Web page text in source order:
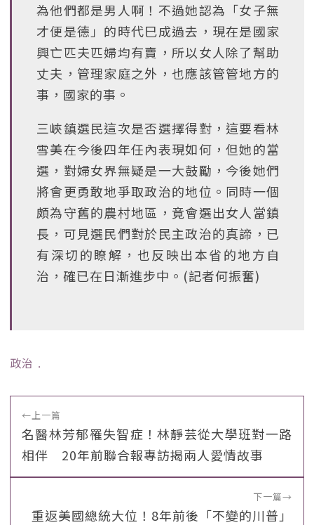
為他們都是男人啊！不過她認為「女子無
才便是德」的時代巳成過去，現在是國家
興亡匹夫匹婦均有賣，所以女人除了幫助
丈夫，管理家庭之外，也應該管管地方的
事，國家的事。
三峽鎮選民這次是否選擇得對，這要看林
雪美在今後四年任內表現如何，但她的當
選，對婦女界無疑是一大鼓勵，今後她們
將會更勇敢地爭取政治的地位。同時一個
頗為守舊的農村地區，竟會選出女人當鎮
長，可見選民們對於民主政治的真諦，已
有深切的瞭解，也反映出本省的地方自
治，確已在日漸進步中。(記者何振奮)
政治 ﹒
←上一篇
名醫林芳郁罹失智症！林靜芸從大學班對一路
相伴 20年前聯合報專訪揭兩人愛情故事
下一篇→
重返美國總統大位！8年前後「不變的川普」